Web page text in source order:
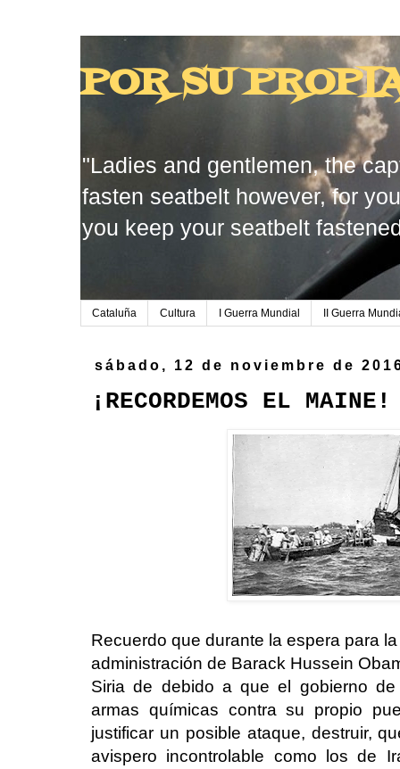
POR SU
"Ladies and gentlemen, the
fasten seatbelt however, for
you keep your seatbelt
Cataluña Cultura I Guerra Mundial II Guerra
sábado, 12 de noviembre de
¡RECORDEMOS EL MAINE!
Recuerdo que durante la espera para
administración de Barack Hussein
Siria de debido a que el gobierno
armas químicas contra su propio
justificar un posible ataque, destruir,
avispero incontrolable como los de